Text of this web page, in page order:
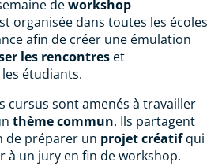
deworkshop
organisée dans toutes les écoles
afin de créer une émulation
les rencontres et
étudiants.
cursus sont amenés à travailler
thème commun. Ils partagent
de préparer un projet créatifqui
à un jury en fin de workshop.